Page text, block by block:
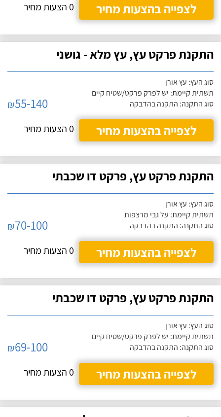
לצפייה בהצעות מחיר
0 הצעות מחיר
התקנת פרקט עץ, עץ מלא - גושני
סוג העץ: עץ אורן
תשתית קיימת: יש לפרק פרקט/שטיח קיים
סוג התקנה: התקנה בהדבקה
₪55-140
לצפייה בהצעות מחיר
0 הצעות מחיר
התקנת פרקט עץ, פרקט דו שכבתי
סוג העץ: עץ אורן
תשתית קיימת: על גבי מרצפות
סוג התקנה: התקנה בהדבקה
₪70-100
לצפייה בהצעות מחיר
0 הצעות מחיר
התקנת פרקט עץ, פרקט דו שכבתי
סוג העץ: עץ אורן
תשתית קיימת: יש לפרק פרקט/שטיח קיים
סוג התקנה: התקנה בהדבקה
₪69-100
לצפייה בהצעות מחיר
0 הצעות מחיר